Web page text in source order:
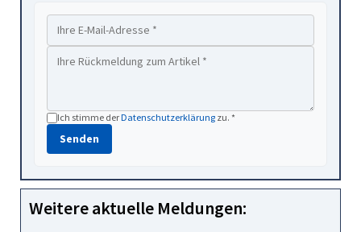
Ich stimme derDatenschutzerklärung zu. *
Senden
Weitere aktuelle Meldungen: